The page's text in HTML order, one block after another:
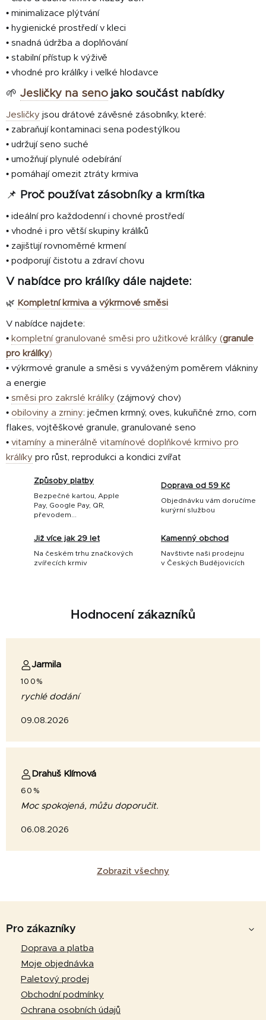
• minimalizace plýtvání
• hygienické prostředí v kleci
• snadná údržba a doplňování
• stabilní přístup k výživě
• vhodné pro králíky i velké hlodavce
🌱 Jesličky na seno jako součást nabídky
Jesličky jsou drátové závěsné zásobníky, které:
• zabraňují kontaminaci sena podestýlkou
• udržují seno suché
• umožňují plynulé odebírání
• pomáhají omezit ztráty krmiva
📌 Proč používat zásobníky a krmítka
• ideální pro každodenní i chovné prostředí
• vhodné i pro větší skupiny králíků
• zajišťují rovnoměrné krmení
• podporují čistotu a zdraví chovu
V nabídce pro králíky dále najdete:
🌿 Kompletní krmiva a výkrmové směsi
V nabídce najdete:
• kompletní granulované směsi pro užitkové králíky (granule
pro králíky)
• výkrmové granule a směsi s vyváženým poměrem vlákniny
a energie
• směsi pro zakrslé králíky (zájmový chov)
• obiloviny a zrniny: ječmen krmný, oves, kukuřičné zrno, corn
flakes, vojtěškové granule, granulované seno
• vitamíny a minerálně vitamínové doplňkové krmivo pro
králíky pro růst, reprodukci a kondici zvířat
Způsoby platby
Bezpečné kartou, Apple
Pay, Google Pay, QR,
převodem...
Doprava od 59 Kč
Objednávku vám doručíme
kurýrní službou
Již více jak 29 let
Na českém trhu značkových
zvířecích krmiv
Kamenný obchod
Navštivte naši prodejnu
v Českých Budějovicích
Hodnocení zákazníků
Jarmila
100%
rychlé dodání
09.08.2026
Drahuš Klímová
60%
Moc spokojená, můžu doporučit.
06.08.2026
Zobrazit všechny
Pro zákazníky
Doprava a platba
Moje objednávka
Paletový prodej
Obchodní podmínky
Ochrana osobních údajů